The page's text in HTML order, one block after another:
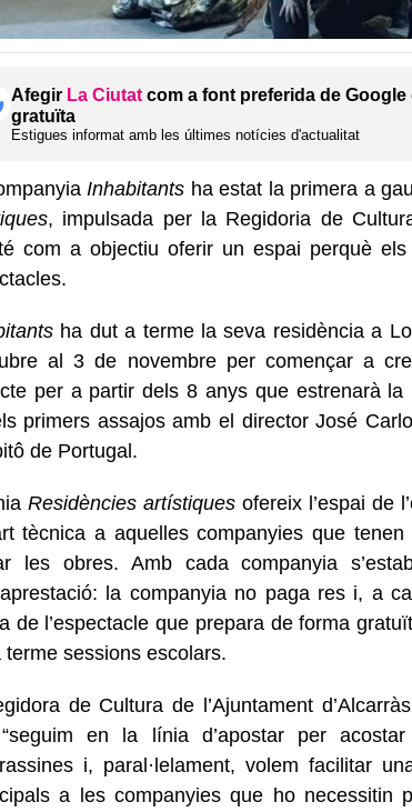
Afegir La Ciutat com a font preferida de Google
gratuïta
Estigues informat amb les últimes notícies d'actualitat
Inhabitants ha estat la primera a
, impulsada per la Regidoria de
com a objectiu oferir un espai perquè
ha dut a terme la seva residència a
al 3 de novembre per començar a
per a partir dels 8 anys que estrenarà la
primers assajos amb el director José
de Portugal.
Residències artístiquesofereix l’espai de
tècnica a aquelles companyies que tenen
les obres. Amb cada companyia
la companyia no paga res i, a
de l’espectacle que prepara de forma
terme sessions escolars.
de Cultura de l’Ajuntament
en la línia d’apostar per
i, paral·lelament, volem facilitar
a les companyies que ho necessitin